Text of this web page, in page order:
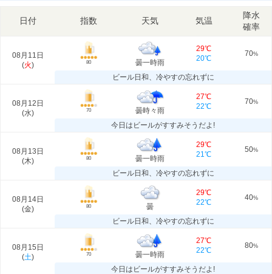
日付 指数 天気 気温
降水
確率
08月11日
(火) 80 曇一時雨
29℃
20℃
70%
ビール日和、冷やすの忘れずに
08月12日
(水) 70 曇時々雨
27℃
22℃
70%
今日はビールがすすみそうだよ!
08月13日
(木) 80 曇一時雨
29℃
21℃
50%
ビール日和、冷やすの忘れずに
08月14日
(金) 80 曇
29℃
22℃
40%
ビール日和、冷やすの忘れずに
08月15日
(土) 70 曇一時雨
27℃
22℃
80%
今日はビールがすすみそうだよ!